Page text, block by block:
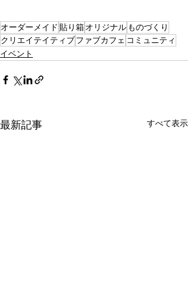
オーダーメイド 貼り箱オリジナル ものづくり
クリエイテイティブファブカフェ コミュニティ
イベント
最新記事 すべて表示